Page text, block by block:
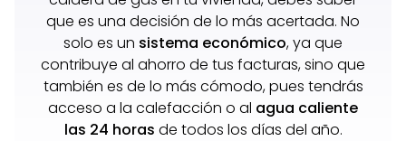
que es una decisión de lo más acertada. No
solo es un sistema económico, ya que
contribuye al ahorro de tus facturas, sino que
también es de lo más cómodo, pues tendrás
acceso a la calefacción o al agua caliente
las 24 horas de todos los días del año.